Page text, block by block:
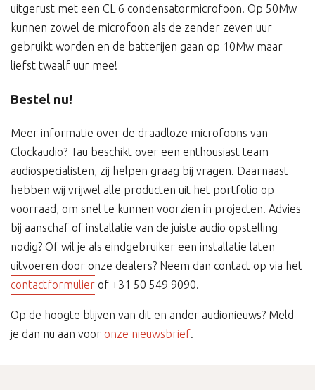
uitgerust met een CL 6 condensatormicrofoon. Op 50Mw
kunnen zowel de microfoon als de zender zeven uur
gebruikt worden en de batterijen gaan op 10Mw maar
liefst twaalf uur mee!
Bestel nu!
Meer informatie over de draadloze microfoons van
Clockaudio? Tau beschikt over een enthousiast team
audiospecialisten, zij helpen graag bij vragen. Daarnaast
hebben wij vrijwel alle producten uit het portfolio op
voorraad, om snel te kunnen voorzien in projecten. Advies
bij aanschaf of installatie van de juiste audio opstelling
nodig? Of wil je als eindgebruiker een installatie laten
uitvoeren door onze dealers? Neem dan contact op via het
contactformulier of +31 50 549 9090.
Op de hoogte blijven van dit en ander audionieuws? Meld
je dan nu aan voor onze nieuwsbrief.